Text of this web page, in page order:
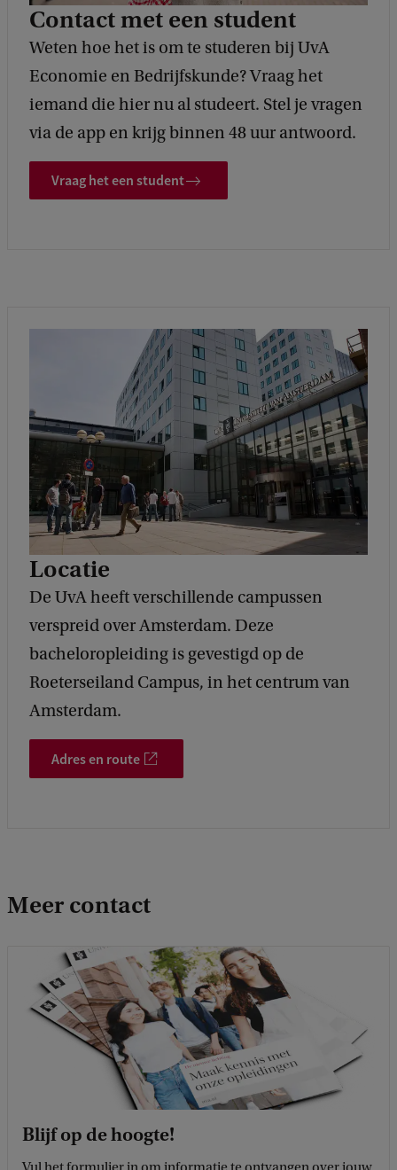
Contact met een student
Weten hoe het is om te studeren bij UvA
Economie en Bedrijfskunde? Vraag het
iemand die hier nu al studeert. Stel je vragen
via de app en krijg binnen 48 uur antwoord.
Vraag het een student
Locatie
De UvA heeft verschillende campussen
verspreid over Amsterdam. Deze
bacheloropleiding is gevestigd op de
Roeterseiland Campus, in het centrum van
Amsterdam.
Adres en route
Meer contact
Blijf op de hoogte!